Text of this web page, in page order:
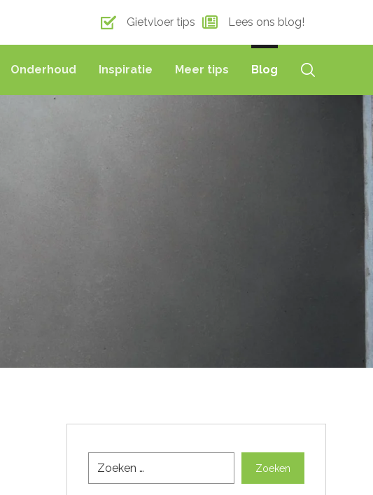
Lees ons blog!
Gietvloer tips
Onderhoud Inspiratie Meer tips Blog
Zoeken